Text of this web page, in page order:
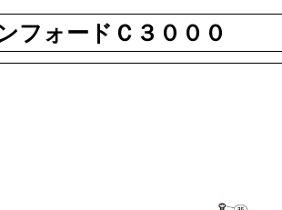
フォードＣ３０００